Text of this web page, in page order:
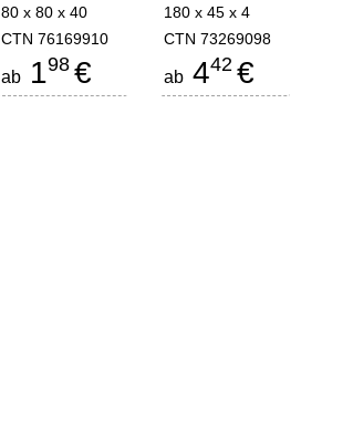
80 x 80 x 40
CTN 76169910
ab198 €
180 x 45 x 4
CTN 73269098
ab442 €